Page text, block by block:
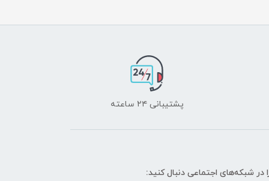
پشتیبانی ۲۴ ساعته
در شبکه‌های اجتماعی دنبال کنید: